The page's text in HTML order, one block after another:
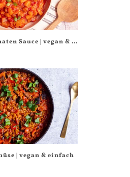
Auberginen Tomaten Sauce | vegan & einfach
| vegan & einfach